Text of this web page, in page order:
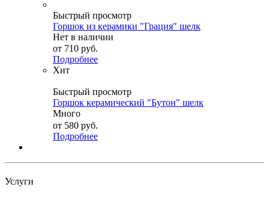
Быстрый просмотр
Горшок из керамики "Грация" шелк
Нет в наличии
от 710 руб.
Подробнее
Хит
Быстрый просмотр
Горшок керамический "Бутон" шелк
Много
от 580 руб.
Подробнее
Услуги